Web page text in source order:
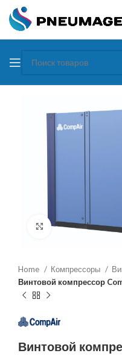
Увеличить
Home Компрессоры
Винтовой компрессор
Винтовой